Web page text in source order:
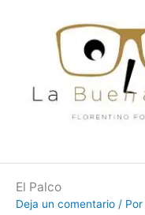
El Palco
Deja un comentario / Por